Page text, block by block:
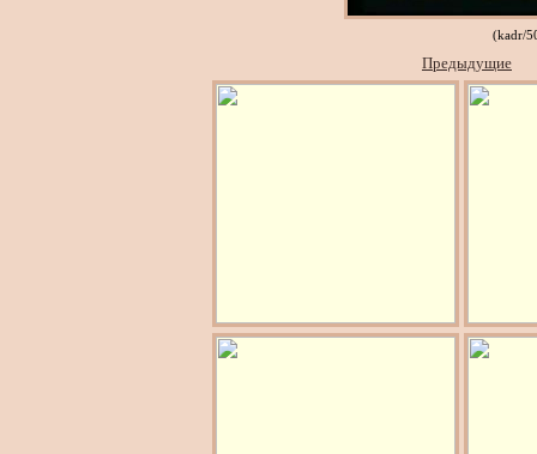
(kadr/
Предыдущие